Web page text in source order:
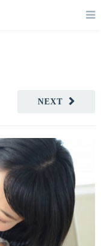
NEXT